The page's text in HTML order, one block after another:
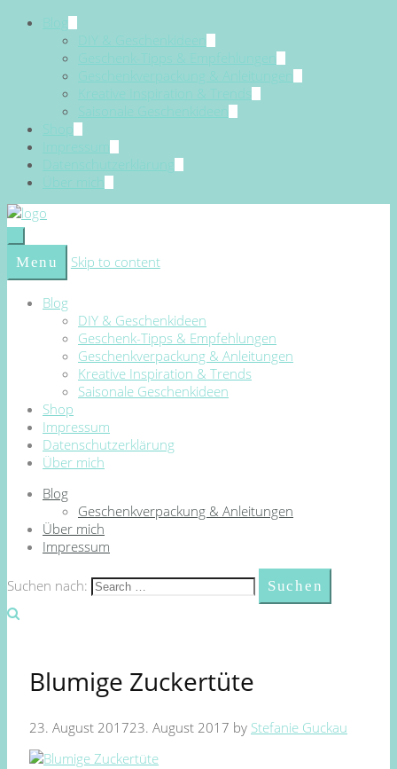
Blog
DIY & Geschenkideen
Geschenk-Tipps & Empfehlungen
Geschenkverpackung & Anleitungen
Kreative Inspiration & Trends
Saisonale Geschenkideen
Shop
Impressum
Datenschutzerklärung
Über mich
Menu Skip to content
Blog
DIY & Geschenkideen
Geschenk-Tipps & Empfehlungen
Geschenkverpackung & Anleitungen
Kreative Inspiration & Trends
Saisonale Geschenkideen
Shop
Impressum
Datenschutzerklärung
Über mich
Blog
Geschenkverpackung & Anleitungen
Über mich
Impressum
Suchen nach:
Blumige Zuckertüte
23. August 201723. August 2017 by Stefanie Guckau